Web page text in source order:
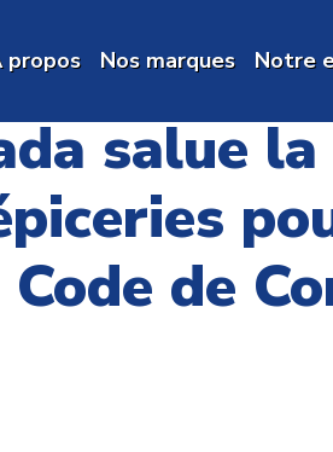
propos Nos marques Notre
salue
de